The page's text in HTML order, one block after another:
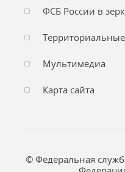
ФСБ России в
Мультимедиа
Карта сайта
© Федеральная